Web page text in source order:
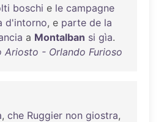
boschi e le campagne
d'intorno, e parte de la
a Montalban si gìa.
Ariosto - Orlando Furioso
, che Ruggier non giostra,